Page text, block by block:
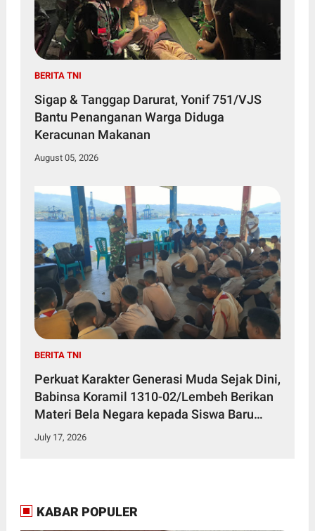
BERITA TNI
Sigap & Tanggap Darurat, Yonif 751/VJS
Bantu Penanganan Warga Diduga
Keracunan Makanan
August 05, 2026
BERITA TNI
Perkuat Karakter Generasi Muda Sejak Dini,
Babinsa Koramil 1310-02/Lembeh Berikan
Materi Bela Negara kepada Siswa Baru
SMKN 3 Bitung dalam Kegiatan MPLS
July 17, 2026
KABAR POPULER